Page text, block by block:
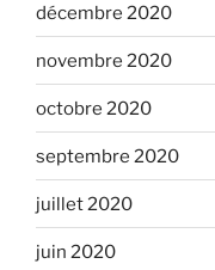
décembre 2020
novembre 2020
octobre 2020
septembre 2020
juillet 2020
juin 2020